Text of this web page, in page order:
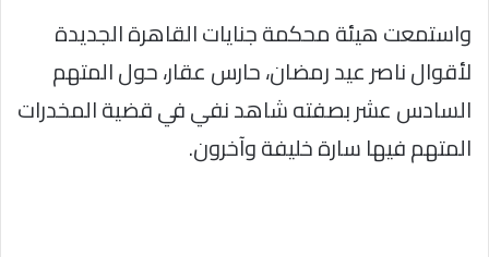
واستمعت هيئة محكمة جنايات القاهرة الجديدة
لأقوال ناصر عيد رمضان، حارس عقار، حول المتهم
السادس عشر بصفته شاهد نفي في قضية المخدرات
المتهم فيها سارة خليفة وآخرون.